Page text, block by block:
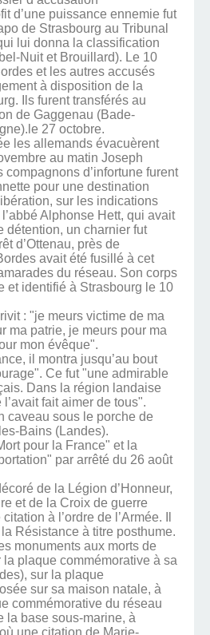
d’une puissance ennemie fut
de Strasbourg au Tribunal
lui donna la classification
Nuit et Brouillard). Le 10
et les autres accusés
à disposition de la
Ils furent transférés au
de Gaggenau (Bade-
27 octobre.
les allemands évacuèrent
au matin Joseph
compagnons d’infortune furent
pour une destination
sur les indications
Alphonse Hett, qui avait
détention, un charnier fut
d’Ottenau, près de
avait été fusillé à cet
du réseau. Son corps
et identifié à Strasbourg le 10
: "je meurs victime de ma
ma patrie, je meurs pour ma
mon évêque".
il montra jusqu’au bout
Ce fut "une admirable
Dans la région landaise
fait aimer de tous".
caveau sous le porche de
Bains (Landes).
pour la France" et la
par arrêté du 26 août
de la Légion d’Honneur,
et de la Croix de guerre
à l’ordre de l’Armée. Il
Résistance à titre posthume.
monuments aux morts de
la plaque commémorative à sa
sur la plaque
sur sa maison natale, à
commémorative du réseau
la base sous-marine, à